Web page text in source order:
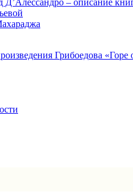
– описание
Грибоедова «Горе